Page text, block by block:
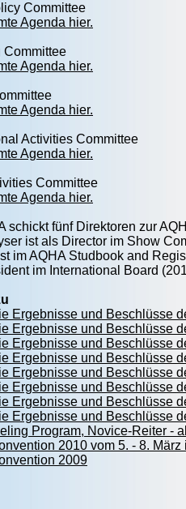
Committee
Agenda hier.
Committee
Agenda hier.
Agenda hier.
Activities Committee
Agenda hier.
Committee
Agenda hier.
schickt fünf Direktoren zur
ist als Director im Show
im AQHA Studbook and
im International Board
Ergebnisse und Beschlüsse
Ergebnisse und Beschlüsse
Ergebnisse und Beschlüsse
Ergebnisse und Beschlüsse
Ergebnisse und Beschlüsse
Ergebnisse und Beschlüsse
Ergebnisse und Beschlüsse
Ergebnisse und Beschlüsse
Program, Novice-Reiter -
2010 vom 5. - 8.
2009